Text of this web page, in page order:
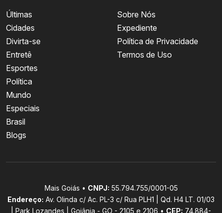
Últimas
Cidades
Divirta-se
Entretê
Esportes
Política
Mundo
Especiais
Brasil
Blogs
Sobre Nós
Expediente
Política de Privacidade
Termos de Uso
Mais Goiás • CNPJ: 55.794.755/0001-05
Endereço: Av. Olinda c/ Ac. PL-3 c/ Rua PLH1 | Qd. H4 LT. 01/03
| Park Lozandes | Goiânia - GO - 2105 e 2106 • CEP: 74.884-